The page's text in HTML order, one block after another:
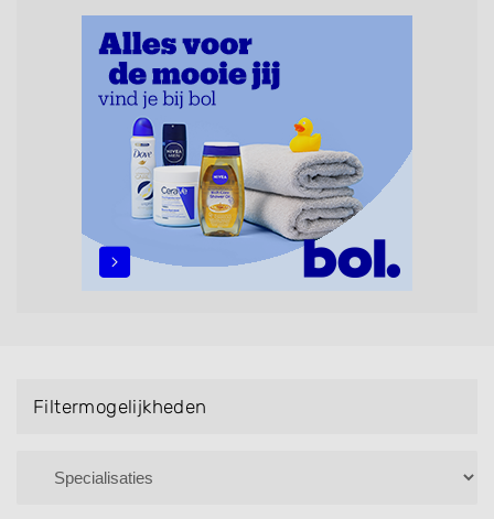
zonder afspraak terecht kunt. De vermelde kappers
kunnen uw haren wassen, knippen, föhnen en kleuren,
maar ook helpen met extensions, balyage, invlechten,
opsteken, weave, een keratinebehandeling, een
permanent, een bruidkapsel, make-up & visagie,
epileren, schoonheidsbehandelingen, het trimmen van
een baard en pruiken. U kunt de zoekresultaten
filteren met behulp van de specialisatie filter en u
Filtermogelijkheden